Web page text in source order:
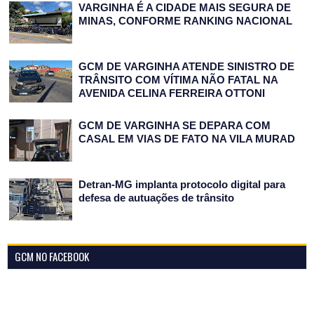
VARGINHA É A CIDADE MAIS SEGURA DE
MINAS, CONFORME RANKING NACIONAL
GCM DE VARGINHA ATENDE SINISTRO DE
TRÂNSITO COM VÍTIMA NÃO FATAL NA
AVENIDA CELINA FERREIRA OTTONI
GCM DE VARGINHA SE DEPARA COM
CASAL EM VIAS DE FATO NA VILA MURAD
Detran-MG implanta protocolo digital para
defesa de autuações de trânsito
GCM NO FACEBOOK